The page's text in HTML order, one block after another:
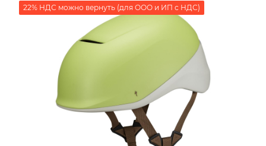
22% НДС можно вернуть (для ООО и ИП с НДС)